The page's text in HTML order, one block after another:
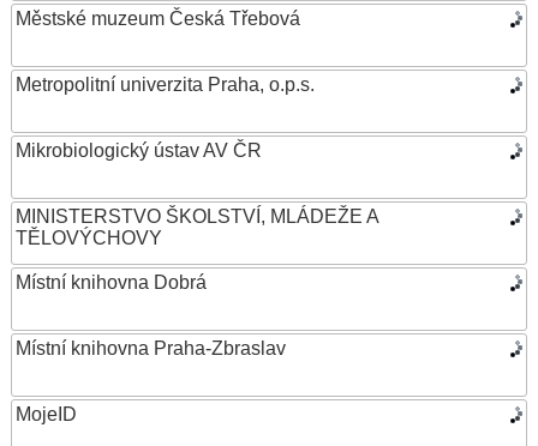
Městské muzeum Česká Třebová
Metropolitní univerzita Praha, o.p.s.
Mikrobiologický ústav AV ČR
MINISTERSTVO ŠKOLSTVÍ, MLÁDEŽE A
TĚLOVÝCHOVY
Místní knihovna Dobrá
Místní knihovna Praha-Zbraslav
MojeID